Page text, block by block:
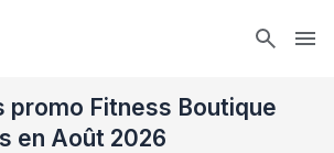
promo Fitness Boutique
en Août 2026